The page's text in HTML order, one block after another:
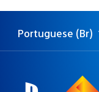
publicação:
Selecione
Região
Portuguese (Br)